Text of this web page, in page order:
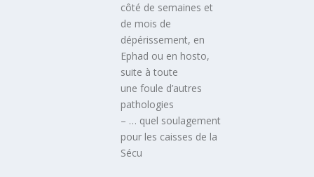
côté de semaines et
de mois de
dépérissement, en
Ephad ou en hosto,
suite à toute
une foule d’autres
pathologies
– … quel soulagement
pour les caisses de la
Sécu